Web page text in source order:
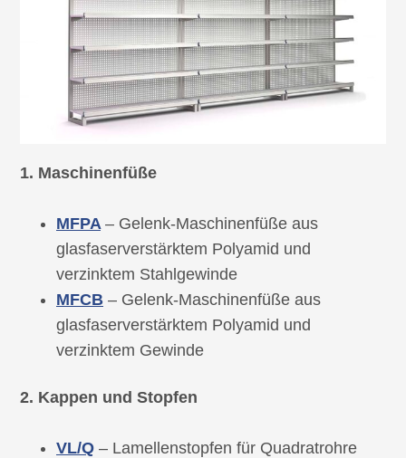
1. Maschinenfüße
MFPA – Gelenk-Maschinenfüße aus
glasfaserverstärktem Polyamid und
verzinktem Stahlgewinde
MFCB – Gelenk-Maschinenfüße aus
glasfaserverstärktem Polyamid und
verzinktem Gewinde
2. Kappen und Stopfen
VL/Q – Lamellenstopfen für Quadratrohre